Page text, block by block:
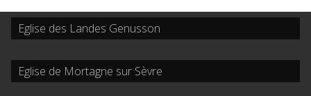
Eglise des Landes Genusson
Eglise de Mortagne sur Sèvre